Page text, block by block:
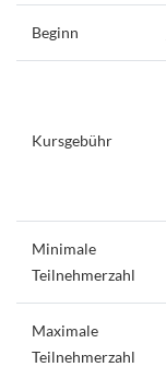
Beginn
Kursgebühr
Minimale
Teilnehmerzahl
Maximale
Teilnehmerzahl